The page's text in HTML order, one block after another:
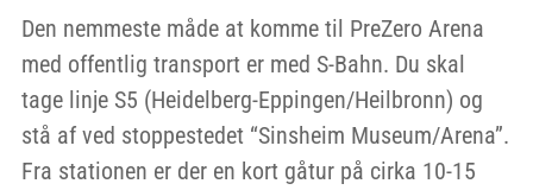
Den nemmeste måde at komme til PreZero Arena
med offentlig transport er med S-Bahn. Du skal
tage linje S5 (Heidelberg-Eppingen/Heilbronn) og
stå af ved stoppestedet “Sinsheim Museum/Arena”.
Fra stationen er der en kort gåtur på cirka 10-15